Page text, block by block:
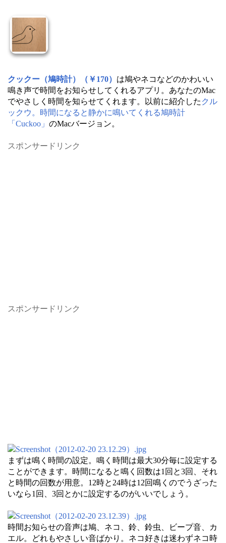
クックー（鳩時計）（￥170） は鳩やネコなどのかわいい
鳴き声で時間をお知らせしてくれるアプリ。あなたのMac
でやさしく時間を知らせてくれます。以前に紹介した クル
ックウ。時間になると静かに鳴いてくれる鳩時計
「Cuckoo」 のMacバージョン。
スポンサードリンク
スポンサードリンク
まずは鳴く時間の設定。鳴く時間は最大30分毎に設定する
ことができます。時間になると鳴く回数は1回と3回、それ
と時間の回数が用意。12時と24時は12回鳴くのでうざった
いなら1回、3回とかに設定するのがいいでしょう。
時間お知らせの音声は鳩、ネコ、鈴、鈴虫、ビープ音、カ
エル。どれもやさしい音ばかり。ネコ好きは迷わずネコ時